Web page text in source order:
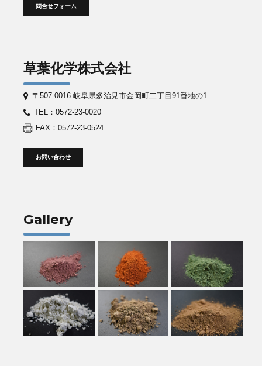
問合せフォーム
草葉化学株式会社
〒507-0016 岐阜県多治見市金岡町二丁目91番地の1
TEL：0572-23-0020
FAX：0572-23-0524
お問い合わせ
Gallery